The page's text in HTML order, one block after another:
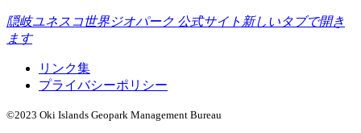
隠岐ユネスコ世界ジオパーク 公式サイト 新しいタブで開き
ます
リンク集
プライバシーポリシー
©2023 Oki Islands Geopark Management Bureau